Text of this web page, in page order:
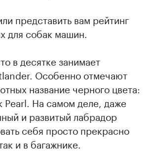
представить вам рейтинг
для собак машин.
в десятке занимает
Особенно отмечают
название черного цвета:
Pearl. На самом деле, даже
и развитый лабрадор
себя просто прекрасно
и в багажнике.